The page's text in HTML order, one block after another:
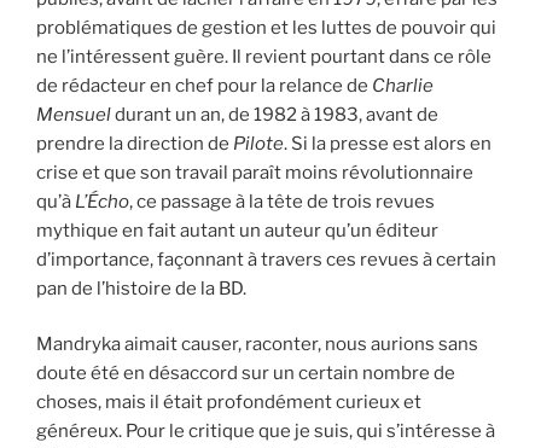
problématiques de gestion et les luttes de pouvoir qui
ne l’intéressent guère. Il revient pourtant dans ce rôle
de rédacteur en chef pour la relance de Charlie
Mensueldurant un an, de 1982 à 1983, avant de
prendre la direction de Pilote. Si la presse est alors en
crise et que son travail paraît moins révolutionnaire
qu’à L’Écho, ce passage à la tête de trois revues
mythique en fait autant un auteur qu’un éditeur
d’importance, façonnant à travers ces revues à certain
pan de l’histoire de la BD.
Mandryka aimait causer, raconter, nous aurions sans
doute été en désaccord sur un certain nombre de
choses, mais il était profondément curieux et
généreux. Pour le critique que je suis, qui s’intéresse à